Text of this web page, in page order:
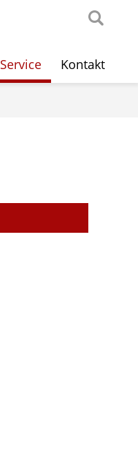
Service Kontakt